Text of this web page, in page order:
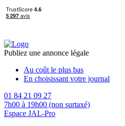
Publiez une annonce légale
Au coût le plus bas
En choisissant votre journal
01 84 21 09 27
7h00 à 19h00 (non surtaxé)
Espace JAL-Pro